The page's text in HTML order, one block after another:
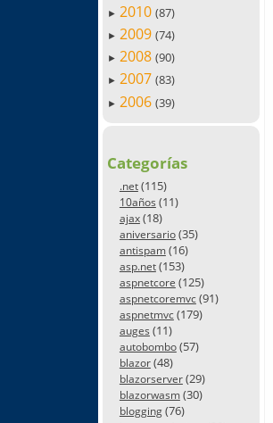
► 2010 (87)
► 2009 (74)
► 2008 (90)
► 2007 (83)
► 2006 (39)
Categorías
.net(115)
10años (11)
ajax(18)
aniversario(35)
antispam(16)
asp.net(153)
aspnetcore (125)
aspnetcoremvc(91)
aspnetmvc(179)
auges (11)
autobombo(57)
blazor(48)
blazorserver(29)
blazorwasm(30)
blogging(76)